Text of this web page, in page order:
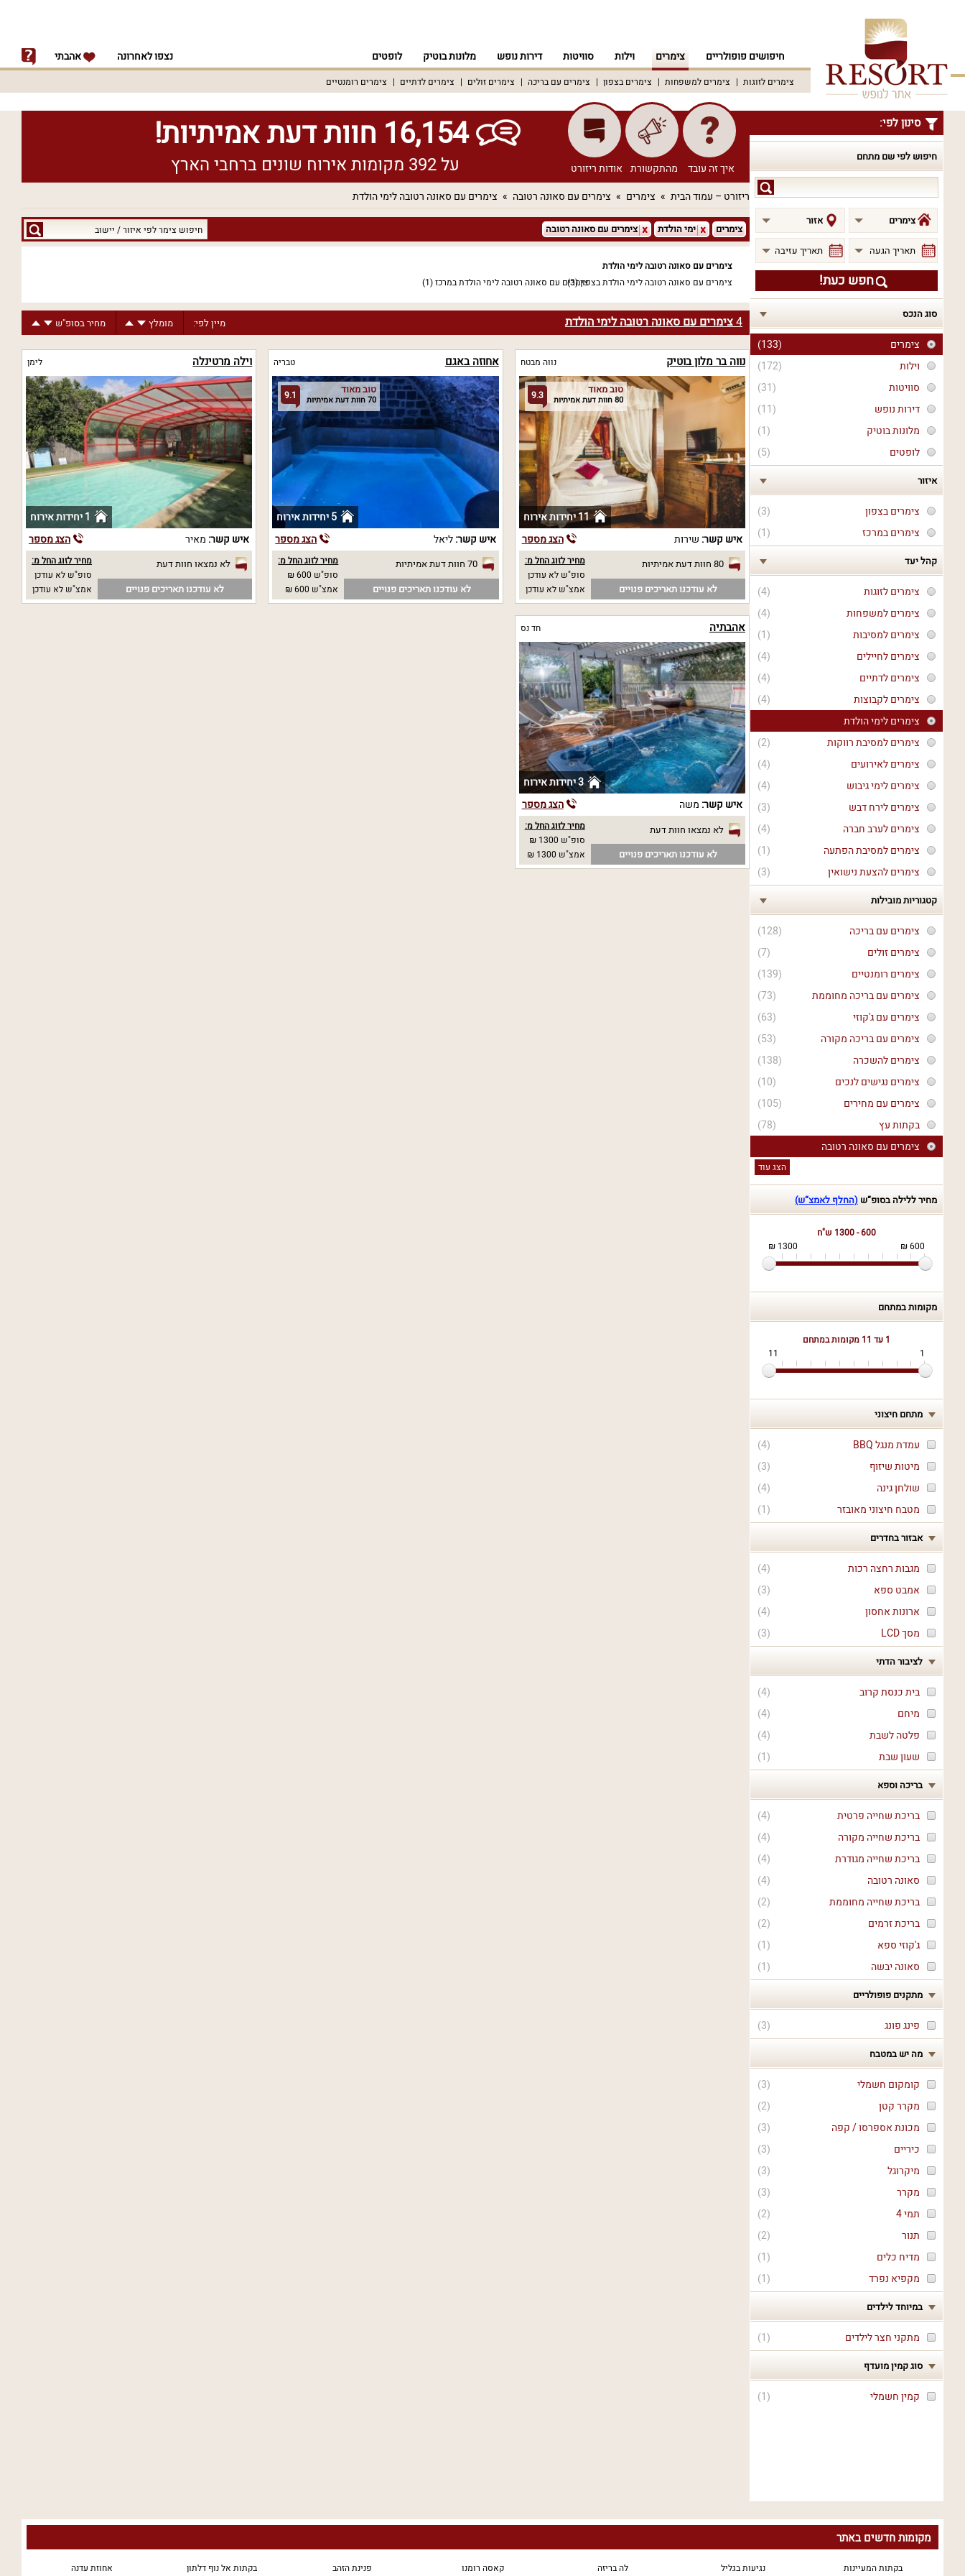
חיפושים פופולריים צימרים וילות סוויטות דירות נופש מלונות בוטיק לופטים נצפו לאחרונה אהבתי
צימרים לזוגות צימרים למשפחות צימרים בצפון צימרים עם בריכה צימרים זולים צימרים לדתיים צימרים רומנטיים
סינון לפי:
חיפוש לפי שם מתחם
לפי
שם
מתחם
צימרים אזור
תאריך הגעה תאריך עזיבה
חפש כעת!
סוג הנכס
(133)
צימרים
(172)
וילות
(31)
סוויטות
(11)
דירות נופש
(1)
מלונות בוטיק
(5)
לופטים
איזור
(3)
צימרים בצפון
(1)
צימרים במרכז
קהל יעד
(4)
צימרים לזוגות
(4)
צימרים למשפחות
(1)
צימרים למסיבות
(4)
צימרים לחיילים
(4)
צימרים לדתיים
(4)
צימרים לקבוצות
צימרים לימי הולדת
(2)
צימרים למסיבת רווקות
(4)
צימרים לאירועים
(4)
צימרים לימי גיבוש
(3)
צימרים לירח דבש
(4)
צימרים לערב חברה
(1)
צימרים למסיבת הפתעה
(3)
צימרים להצעת נישואין
קטגוריות מובילות
(128)
צימרים עם בריכה
(7)
צימרים זולים
(139)
צימרים רומנטיים
(73)
צימרים עם בריכה מחוממת
(63)
צימרים עם ג'קוזי
(53)
צימרים עם בריכה מקורה
(138)
צימרים להשכרה
(10)
צימרים נגישים לנכים
(105)
צימרים עם מחירים
(78)
בקתות עץ
צימרים עם סאונה רטובה
הצג עוד
מחיר ללילה בסופ“ש (החלף לאמצ“ש)
600 - 1300 ש"ח
600 ₪
1300 ₪
מקומות במתחם
1 עד 11
מקומות במתחם
1
11
מתחם חיצוני
(
4
)
עמדת מנגל BBQ
(
3
)
מיטות שיזוף
(
4
)
שולחן גינה
(
1
) מטבח חיצוני מאובזר
אבזור בחדרים
(
4
)
מגבות רחצה רכות
(
3
)
אמבט ספא
(
4
)
ארונות אחסון
(
3
) מסך LCD
לציבור הדתי
(
4
)
בית כנסת קרוב
(
4
)
מיחם
(
4
)
פלטה לשבת
(
1
) שעון שבת
בריכה וספא
(
4
)
בריכת שחייה פרטית
(
4
)
בריכת שחייה מקורה
(
4
)
בריכת שחייה מגודרת
(
4
)
סאונה רטובה
(
2
)
בריכת שחייה מחוממת
(
2
)
בריכת זרמים
(
1
)
ג'קוזי ספא
(
1
) סאונה יבשה
מתקנים פופולריים
(
3
) פינג פונג
מה יש במטבח
(
3
)
קומקום חשמלי
(
2
)
מקרר קטן
(
3
)
מכונת אספרסו / קפה
(
3
)
כיריים
(
3
)
מיקרוגל
(
3
)
מקרר
(
2
)
תמי 4
(
2
)
תנור
(
1
)
מדיח כלים
(
1
) מקפיא נפרד
במיוחד לילדים
(
1
) מתקני חצר לילדים
סוג קמין מועדף
(
1
) קמין חשמלי
איך זה עובד מהתקשורת אודות ריזורט
16,154 חוות דעת אמיתיות!
על 392 מקומות אירוח שונים ברחבי הארץ
ריזורט – עמוד הבית צימרים צימרים עם סאונה רטובה צימרים עם סאונה רטובה לימי הולדת
חיפוש
צימר
יישוב
צימרים ימי הולדת צימרים עם סאונה רטובה
צימרים עם סאונה רטובה לימי הולדת
צימרים עם סאונה רטובה לימי הולדת בצפון(3)
צימרים עם סאונה רטובה לימי הולדת במרכז(1)
4צימרים עם סאונה רטובה לימי הולדת מיין לפי: מומלץ מחיר בסופ"ש
נווה בר מלון בוטיק נווה מבטח
9.3 טוב מאוד
80 חוות דעת אמיתיות
11 יחידות אירוח
איש קשר: שירות הצג מספר
80 חוות דעת אמיתיות
לא עודכנו תאריכים פנויים
מחיר לזוג החל מ:
סופ"ש לא עודכן
אמצ"ש לא עודכן
אחוזה באגם טבריה
9.1 טוב מאוד
70 חוות דעת אמיתיות
5 יחידות אירוח
איש קשר:ליאל הצג מספר
70 חוות דעת אמיתיות
לא עודכנו תאריכים פנויים
מחיר לזוג החל מ:
סופ"ש 600 ₪
אמצ"ש 600 ₪
וילה מרטינלה לימן
1 יחידות אירוח
איש קשר: מאיר הצג מספר
לא נמצאו חוות דעת
לא עודכנו תאריכים פנויים
מחיר לזוג החל מ:
סופ"ש לא עודכן
אמצ"ש לא עודכן
אהבתיה חד נס
3 יחידות אירוח
איש קשר: משה הצג מספר
לא נמצאו חוות דעת
לא עודכנו תאריכים פנויים
מחיר לזוג החל מ:
סופ"ש 1300 ₪
אמצ"ש 1300 ₪
מקומות חדשים באתר
בקתות המעיינות נגיעות בגליל לה בריזה קאסה רומנו פנינת הזהב בקתות אל נוף דלתון אחוזת עדנה